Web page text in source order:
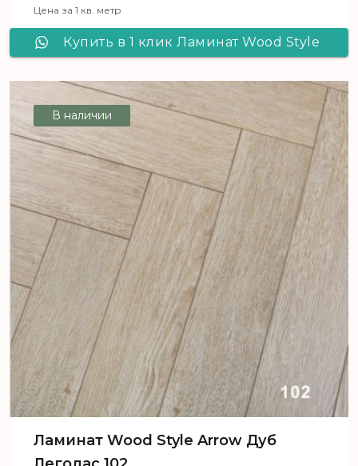
Текущая цена: 13200 ₸.
Цена за 1 кв. метр
Купить в 1 клик Ламинат Wood Style
В наличии
Ламинат Wood Style Arrow Дуб